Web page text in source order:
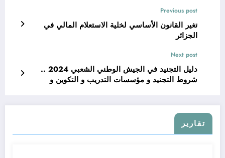
Previous post
تغير القانون الأساسي لخلية الاستعلام المالي في
الجزائر
Next post
دليل التجنيد في الجيش الوطني الشعبي 2024 ..
شروط التجنيد و مؤسسات التدريب و التكوين و
تقارير